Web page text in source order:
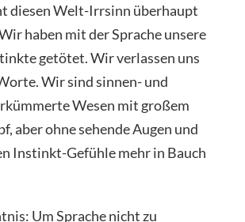
diesen Welt-Irrsinn überhaupt
haben mit der Sprache unsere
getötet. Wir verlassen uns
Wir sind sinnen- und
Wesen mit großem
aber ohne sehende Augen und
Instinkt-Gefühle mehr in Bauch
Um Sprache nicht zu